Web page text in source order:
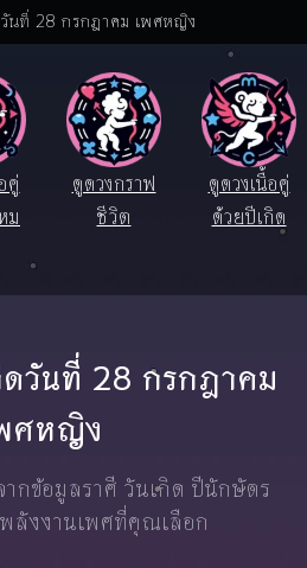
นที่ 28 กรกฎาคม เพศหญิง
คู่
ม
ดูดวงกราฟ
ชีวิต
ดูดวงเนื้อคู่
ด้วยปีเกิด
ดวันที่ 28 กรกฎาคม
ศหญิง
ากข้อมูลราศี วันเกิด ปีนักษัตร
ลังงานเพศที่คุณเลือก